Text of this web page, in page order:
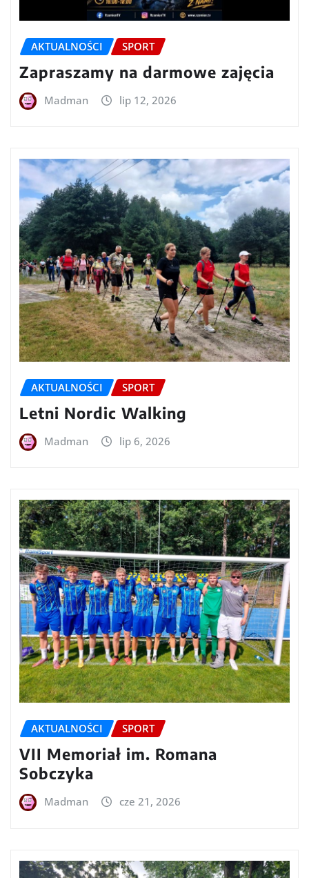
AKTUALNOŚCI SPORT
Zapraszamy na darmowe zajęcia
Madman lip 12, 2026
AKTUALNOŚCI SPORT
Letni Nordic Walking
Madman lip 6, 2026
AKTUALNOŚCI SPORT
VII Memoriał im. Romana
Sobczyka
Madman cze 21, 2026